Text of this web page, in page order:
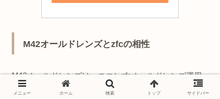
M42オールドレンズとzfcの相性
M42オールドレンズは、ニコンzfcオールドレンズ運用
のなかでも、コスパと楽しさのバランスがとてもいいジ
メニュー ホーム 検索 トップ サイドバー